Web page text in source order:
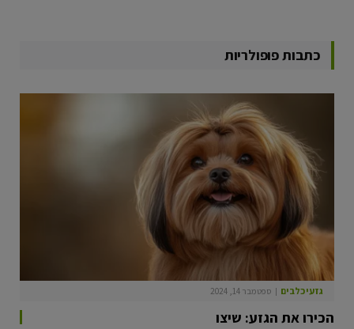
כתבות פופולריות
גזעי כלבים ספטמבר 14, 2024
הכירו את הגזע: שיצו